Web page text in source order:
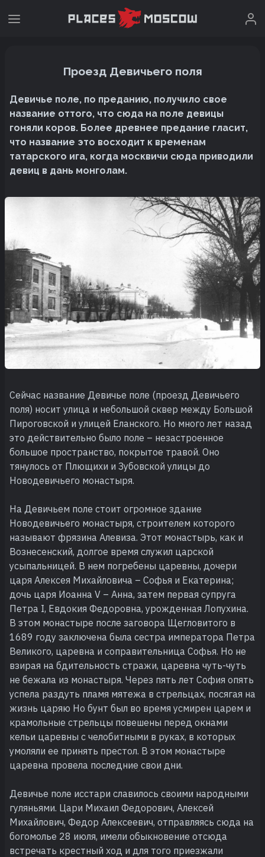
Проезд Девичьего поля
Девичье поле, по преданию, получило свое
название оттого, что сюда на поле девицы
гоняли коров. Более древнее предание гласит,
что название это восходит к временам
татарского ига, когда москвичи сюда приводили
девиц в дань монголам.
Сейчас название Девичье поле (проезд Девичьего
поля) носит улица и небольшой сквер между Большой
Пироговской и улицей Еланского. Но много лет назад
это действительно было поле – незастроенное
большое пространство, покрытое травой. Оно
тянулось от Плющихи и Зубовской улицы до
Новодевичьего монастыря.
На Девичьем поле стоит огромное здание
Новодевичьего монастыря, строителем которого
называют фрязина Алевиза. Этот монастырь, как и
Вознесенский, долгое время служил царской
усыпальницей. В нем погребены царевны, дочери
царя Алексея Михайловича – Софья и Екатерина;
дочь царя Иоанна V – Анна, затем первая супруга
Петра I, Евдокия Федоровна, урожденная Лопухина.
В этом монастыре после заговора Щегловитого в
1689 году заключена была сестра императора Петра
Великого, царевна и соправительница Софья. Но не
взирая на бдительность стражи, царевна чуть-чуть
не бежала из монастыря. Через пять лет София опять
успела раздуть пламя мятежа в стрельцах, посягая на
жизнь царяю Но бунт был во время усмирен царем и
крамольные стрельцы повешены перед окнами
кельи царевны с челобитными в руках, в которых
умоляли ее принять престол. В этом монастыре
царевна провела последние свои дни.
Девичье поле исстари славилось своими народными
гуляньями. Цари Михаил Федорович, Алексей
Михайлович, Федор Алексеевич, отправляясь сюда на
богомолье 28 июля, имели обыкновение отсюда
встречать крестный ход и для того приезжали